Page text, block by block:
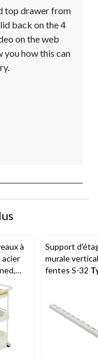
top drawer from
back on the 4
on the web
you how this can
à
Support
murale
fentes S-32